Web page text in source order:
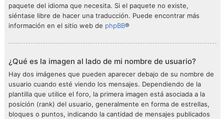
paquete del idioma que necesita. Si el paquete no existe,
siéntase libre de hacer una traducción. Puede encontrar más
información en el sitio web de phpBB®
¿Qué es la imagen al lado de mi nombre de usuario?
Hay dos imágenes que pueden aparecer debajo de su nombre de
usuario cuando esté viendo los mensajes. Dependiendo de la
plantilla que utilice el foro, la primera imagen está asociada a la
posición (rank) del usuario, generalmente en forma de estrellas,
bloques o puntos, indicando la cantidad de mensajes publicados